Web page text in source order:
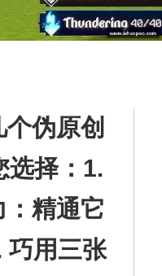
伪原创
选择：1.
精通它
巧用三张